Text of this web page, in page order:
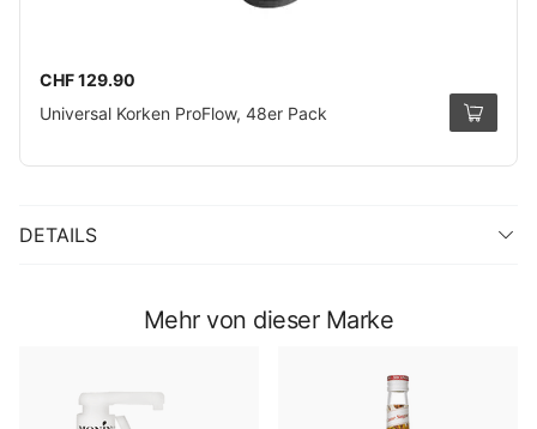
CHF 129.90
Universal Korken ProFlow, 48er Pack
DETAILS
Mehr von dieser Marke